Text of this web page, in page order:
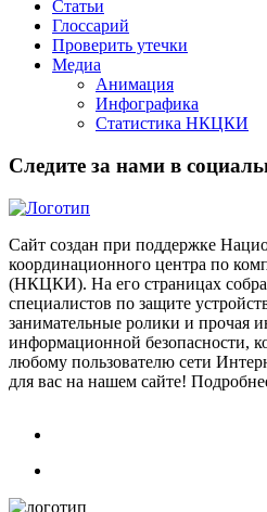
Статьи
Глоссарий
Проверить утечки
Медиа
Анимация
Инфографика
Статистика НКЦКИ
Следите за нами в
Сайт создан при поддержке
координационного центра по
(НКЦКИ). На его страницах
специалистов по защите
занимательные ролики и прочая
информационной безопасности,
любому пользователю сети
для вас на нашем сайте!